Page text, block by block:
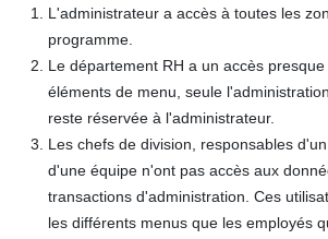
L'administrateur a accès à toutes les
programme.
Le département RH a un accès
éléments de menu, seule
reste réservée à l'administrateur.
Les chefs de division, responsables
d'une équipe n'ont pas accès aux
transactions d'administration. Ces
les différents menus que les employés